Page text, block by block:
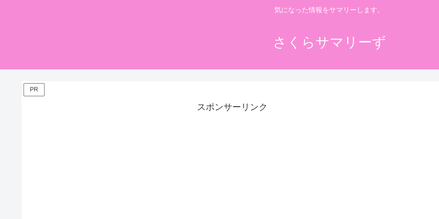
気になった情報をサマリーします。
さくらサマリーず
PR
スポンサーリンク